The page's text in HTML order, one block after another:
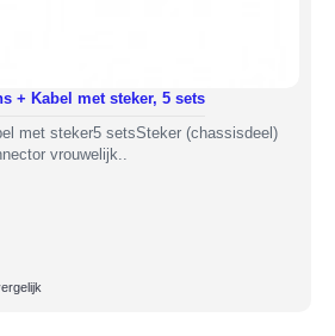
+ Kabel met steker, 5 sets
met steker5 setsSteker (chassisdeel)
vrouwelijk..